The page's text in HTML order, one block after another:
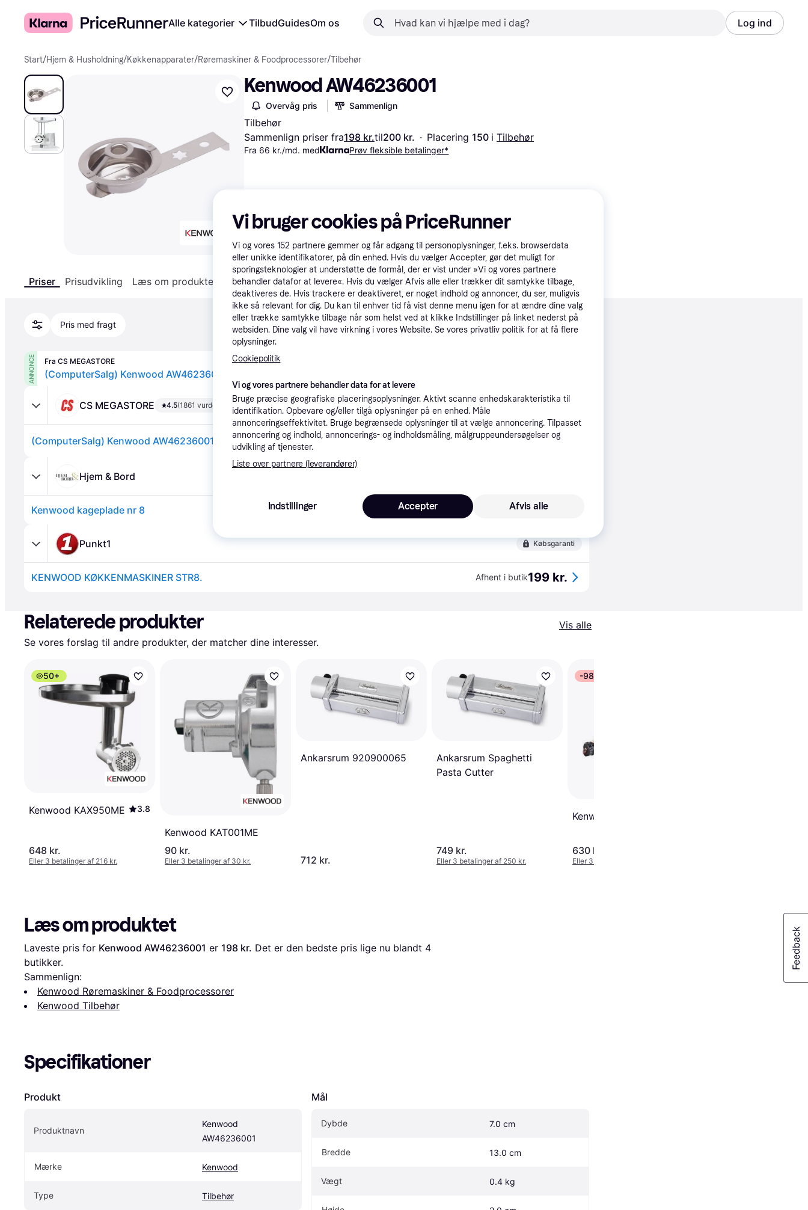
Alle kategorier TilbudGuidesOm os Log ind
Start/Hjem & Husholdning/Køkkenapparater/Røremaskiner & Foodprocessorer/Tilbehør
Kenwood AW46236001
Overvåg pris Sammenlign
Tilbehør
Sammenlign priser fra198 kr.til200 kr. · Placering 150 i Tilbehør
Fra 66 kr./md. med Prøv fleksible betalinger*
Priser Prisudvikling Læs om produktet Specifikationer
Pris med fragt Promoveret
ANNONCE Fra CS MEGASTORE
CS MEGASTORE 4.5(1861 vurderinger) Købsgaranti
(ComputerSalg) Kenwood AW46236001, Sølv, Metal, AT 950B, MG 510, MG 450, 130 mm, 70 mm, 20 mm Laveste pris·39 kr. fragt,1 dag 198 kr.
Hjem & Bord
Kenwood kageplade nr 8 39 kr. fragt 1-2 dage200 kr.
Punkt1 Købsgaranti
KENWOOD KØKKENMASKINER STR8. Afhent i butik199 kr.
Relaterede produkter
Vis alle
Se vores forslag til andre produkter, der matcher dine interesser.
50+
Kenwood KAX950ME 3.8
648 kr.
Eller 3 betalinger af 216 kr.
Kenwood KAT001ME
90 kr.
Eller 3 betalinger af 30 kr.
Ankarsrum 920900065
712 kr.
Ankarsrum Spaghetti
Pasta Cutter
749 kr.
Eller 3 betalinger af 250 kr.
-98 kr.
Kenwood KAX644ME
630 kr.
Eller 3 betalinger af 210 kr.
Læs om produktet
Laveste pris for Kenwood AW46236001 er 198 kr. Det er den bedste pris lige nu blandt 4
butikker.
Sammenlign:
Kenwood Røremaskiner & Foodprocessorer
Kenwood Tilbehør
Specifikationer
Produkt
Produktnavn
Kenwood
AW46236001
Mærke Kenwood
Type Tilbehør
Mål
Dybde 7.0 cm
Bredde 13.0 cm
Vægt 0.4 kg
Vi bruger cookies på PriceRunner
Vi og vores 152 partnere gemmer og får adgang til personoplysninger, f.eks. browserdata
eller unikke identifikatorer, på din enhed. Hvis du vælger Accepter, gør det muligt for
sporingsteknologier at understøtte de formål, der er vist under »Vi og vores partnere
behandler datafor at levere«. Hvis du vælger Afvis alle eller trækker dit samtykke tilbage,
deaktiveres de. Hvis trackere er deaktiveret, er noget indhold og annoncer, du ser, muligvis
ikke så relevant for dig. Du kan til enhver tid få vist denne menu igen for at ændre dine valg
eller trække samtykke tilbage når som helst ved at klikke Indstillinger på linket nederst på
websiden. Dine valg vil have virkning i vores Website. Se vores privatliv politik for at få flere
oplysninger.
Cookiepolitik
Vi og vores partnere behandler data for at levere
Bruge præcise geografiske placeringsoplysninger. Aktivt scanne enhedskarakteristika til
identifikation. Opbevare og/eller tilgå oplysninger på en enhed. Måle
annonceringseffektivitet. Bruge begrænsede oplysninger til at vælge annoncering. Tilpasset
annoncering og indhold, annoncerings- og indholdsmåling, målgruppeundersøgelser og
udvikling af tjenester.
Liste over partnere (leverandører)
Indstillinger Afvis alle
Accepter